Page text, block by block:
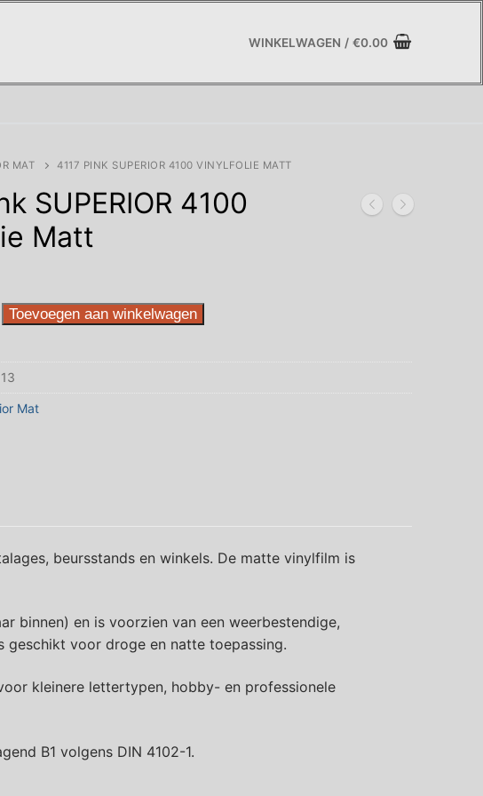
WINKELWAGEN / €0.00
MAT 4117 PINK SUPERIOR 4100 VINYLFOLIE MATT
SUPERIOR 4100
Matt
Toevoegen aan winkelwagen
Mat
beursstands en winkels. De matte vinylfilm is
binnen) en is voorzien van een weerbestendige,
geschikt voor droge en natte toepassing.
kleinere lettertypen, hobby- en professionele
B1 volgens DIN 4102-1.